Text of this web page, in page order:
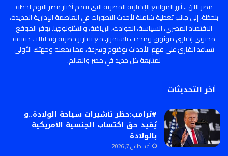
مصر الان .. أبرز المواقع الإخبارية المصرية التي تقدم أخبار مصر اليوم لحظة
بلحظة، إلى جانب تغطية شاملة لأحدث التطورات في العاصمة الإدارية الجديدة،
الاقتصاد المصري، السياسة، الحوادث، الرياضة، والتكنولوجيا. يوفر الموقع
محتوى إخباري موثوق ومحدث باستمرار، مع تقارير حصرية وتحليلات دقيقة
تساعد القارئ على فهم الأحداث بوضوح وسرعة، مما يجعله وجهتك الأولى
لمتابعة كل جديد في مصر والعالم.
أخر التحديثات
#ترامب:حظر تأشيرات سياحة الولادة..و
يُقيد حق اكتساب الجنسية الأمريكية
بالولادة
أغسطس 7, 2026